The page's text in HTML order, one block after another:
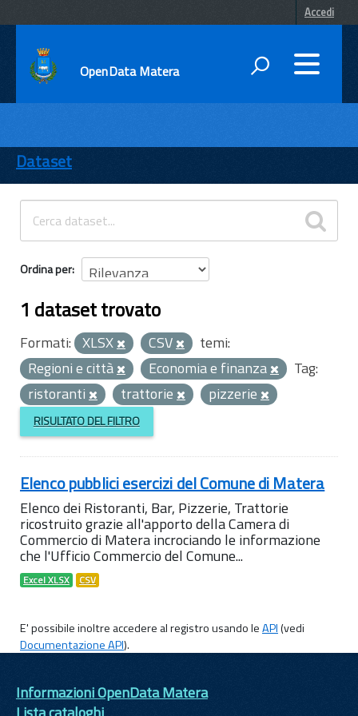
Accedi
OpenData Matera
ENTI
TEMI
INFORMAZIONI
Dataset
Ordina per
1 dataset trovato
Formati: XLSX CSV
temi:
Regioni e città
Economia e finanza
Tag:
ristoranti
trattorie pizzerie
RISULTATO DEL FILTRO
Elenco pubblici esercizi del Comune di Matera
Elenco dei Ristoranti, Bar, Pizzerie, Trattorie
ricostruito grazie all'apporto della Camera di
Commercio di Matera incrociando le informazione
che l'Ufficio Commercio del Comune...
Excel XLSX CSV
E' possibile inoltre accedere al registro usando leAPI(vedi
Documentazione API).
Informazioni OpenData Matera